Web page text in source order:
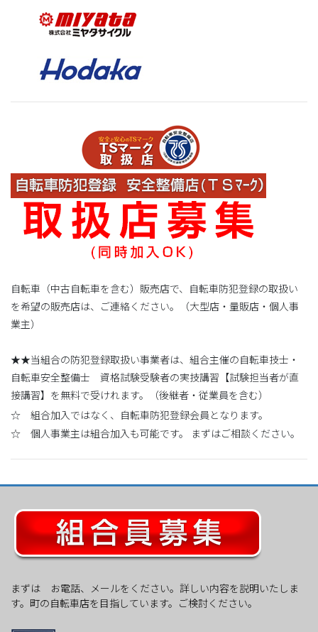
自転車（中古自転車を含む）販売店で、自転車防犯登録の取扱い
を希望の販売店は、ご連絡ください。（大型店・量販店・個人事
業主）
★★当組合の防犯登録取扱い事業者は、組合主催の自転車技士・
自転車安全整備士 資格試験受験者の実技講習【試験担当者が直
接講習】を無料で受けれます。（後継者・従業員を含む）
☆ 組合加入ではなく、自転車防犯登録会員となります。
☆ 個人事業主は組合加入も可能です。 まずはご相談ください。
まずは お電話、メールをください。詳しい内容を説明いたしま
す。町の自転車店を目指しています。ご検討ください。